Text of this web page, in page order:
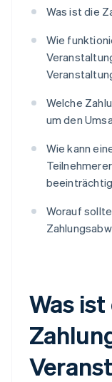
Was ist die
Wie
Welche
um den
Wie kann
Worauf
Was